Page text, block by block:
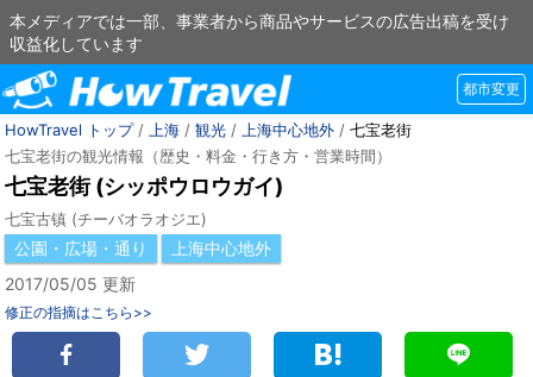
本メディアでは一部、事業者から商品やサービスの広告出稿を受け
収益化しています
都市変更
HowTravel トップ/ 上海 / 観光 / 上海中心地外 / 七宝老街
七宝老街の観光情報（歴史・料金・行き方・営業時間）
七宝老街 (シッポウロウガイ)
七宝古镇 (チーバオラオジエ)
公園・広場・通り
上海中心地外
2017/05/05 更新
修正の指摘はこちら>>